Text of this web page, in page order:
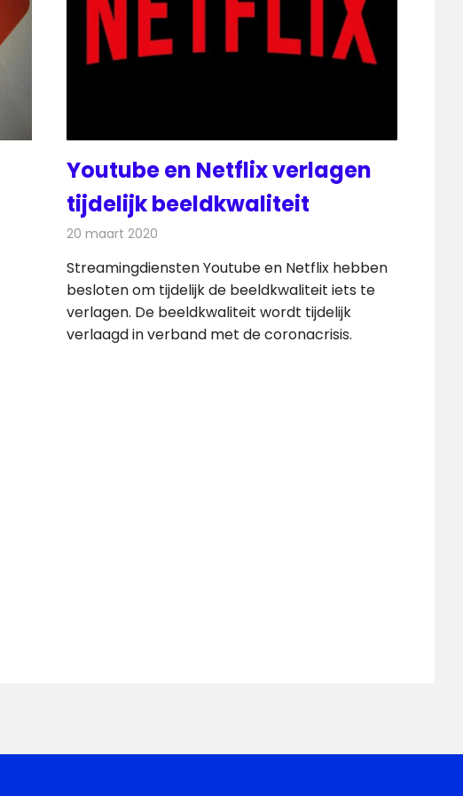
Youtube en Netflix verlagen
tijdelijk beeldkwaliteit
20 maart 2020
Streamingdiensten Youtube en Netflix hebben
besloten om tijdelijk de beeldkwaliteit iets te
verlagen. De beeldkwaliteit wordt tijdelijk
verlaagd in verband met de coronacrisis.